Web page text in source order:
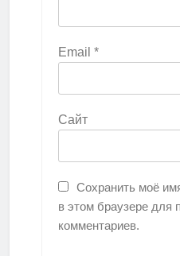
Email *
Сайт
Сохранить моё
в этом браузере
комментариев.